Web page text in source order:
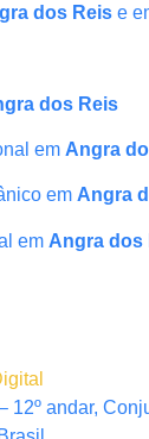
dos Reis e
dos Reis
em Angra
em Angra
em Angra dos
12º andar,